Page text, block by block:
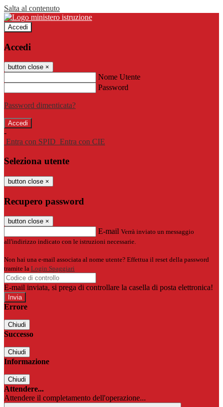
Salta al contenuto
Accedi
Accedi
button close ×
Nome Utente
Password
Password dimenticata?
-
Entra con SPID Entra con CIE
Seleziona utente
button close ×
Recupero password
button close ×
E-mail Verrà inviato un messaggio
all'indirizzo indicato con le istruzioni necessarie.
Non hai una e-mail associata al nome utente? Effettua il reset della password
tramite la Login Spaggiari
E-mail inviata, si prega di controllare la casella di posta elettronica!
Errore
Chiudi
Successo
Chiudi
Informazione
Chiudi
Attendere...
Attendere il completamento dell'operazione...